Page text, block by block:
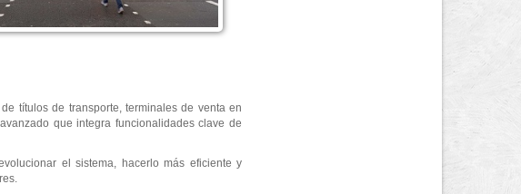
títulos de transporte, terminales de venta en
que integra funcionalidades clave de
el sistema, hacerlo más eficiente y